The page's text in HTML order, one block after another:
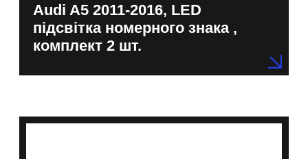
Audi A5 2011-2016, LED
підсвітка номерного знака ,
комплект 2 шт.